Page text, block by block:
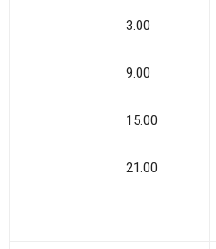
3.00
9.00
15.00
21.00